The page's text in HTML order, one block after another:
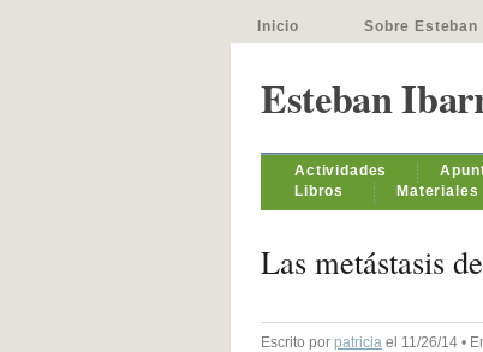
Inicio Sobre Esteban
Esteban
Actividades
Libros
Las metástasis
Escrito por patricia el 11/26/14 •